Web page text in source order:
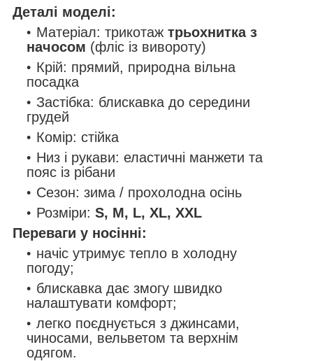
Деталі моделі:
Матеріал: трикотаж трьохнитка з
начосом (фліс із вивороту)
Крій: прямий, природна вільна
посадка
Застібка: блискавка до середини
грудей
Комір: стійка
Низ і рукави: еластичні манжети та
пояс із рібани
Сезон: зима / прохолодна осінь
Розміри: S, M, L, XL, XXL
Переваги у носінні:
начіс утримує тепло в холодну
погоду;
блискавка дає змогу швидко
налаштувати комфорт;
легко поєднується з джинсами,
чиносами, вельветом та верхнім
одягом.